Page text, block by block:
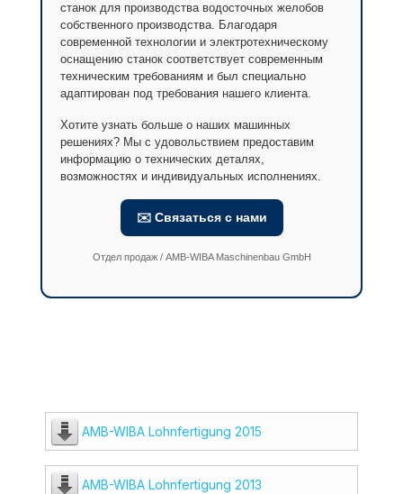
станок для производства водосточных желобов
собственного производства. Благодаря
современной технологии и электротехническому
оснащению станок соответствует современным
техническим требованиям и был специально
адаптирован под требования нашего клиента.
Хотите узнать больше о наших машинных
решениях? Мы с удовольствием предоставим
информацию о технических деталях,
возможностях и индивидуальных исполнениях.
✉️ Связаться с нами
Отдел продаж / AMB-WIBA Maschinenbau GmbH
AMB-WIBA Lohnfertigung 2015
AMB-WIBA Lohnfertigung 2013